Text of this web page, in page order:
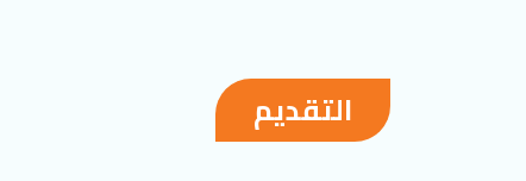
التقديم